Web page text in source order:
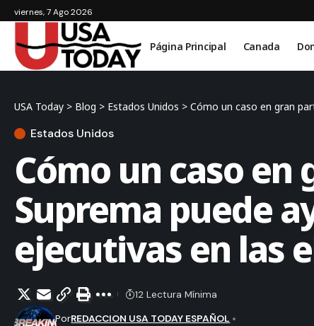
viernes, 7 Ago 2026
Página Principal Canada
USA Today > Blog > Estados Unidos > Cómo un caso en gran
Estados Unidos
Cómo un caso
Suprema puede
ejecutivas en las
PorREDACCION USA TODAY ESPAÑOL
12 Lectura Mínima